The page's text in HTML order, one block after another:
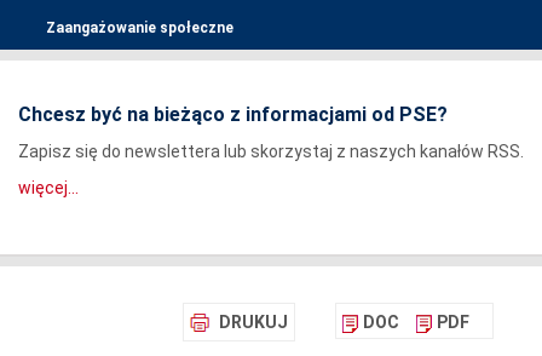
Zaangażowanie społeczne
Chcesz być na bieżąco z informacjami od PSE?
Zapisz się do newslettera lub skorzystaj z naszych kanałów RSS.
więcej...
DRUKUJ DOC PDF